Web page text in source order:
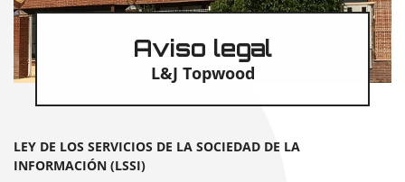
Aviso legal
L&J Topwood
LEY DE LOS SERVICIOS DE LA SOCIEDAD DE LA
INFORMACIÓN (LSSI)